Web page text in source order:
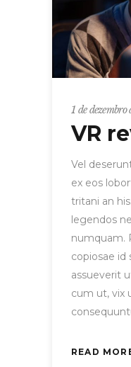
1 de
VR
Vel
ex eos
tritani an
legendos
numquam.
copiosae id
assueverit
cum ut, vix
READ